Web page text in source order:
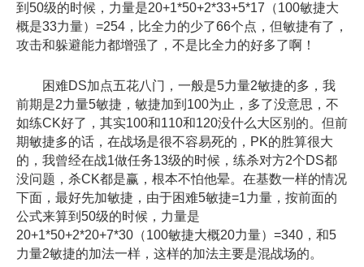
到50级的时候，力量是20+1*50+2*33+5*17（100敏捷大
概是33力量）=254，比全力的少了66个点，但敏捷有了，
攻击和躲避能力都增强了，不是比全力的好多了啊！
困难DS加点五花八门，一般是5力量2敏捷的多，我
前期是2力量5敏捷，敏捷加到100为止，多了没意思，不
如练CK好了，其实100和110和120没什么大区别的。但前
期敏捷多的话，在战场是很不容易死的，PK的胜算很大
的，我曾经在战1做任务13级的时候，练杀对方2个DS都
没问题，杀CK都是赢，根本不怕他晕。在基数一样的情况
下面，最好先加敏捷，由于困难5敏捷=1力量，按前面的
公式来算到50级的时候，力量是
20+1*50+2*20+7*30（100敏捷大概20力量）=340，和5
力量2敏捷的加法一样，这样的加法主要是混战场的。